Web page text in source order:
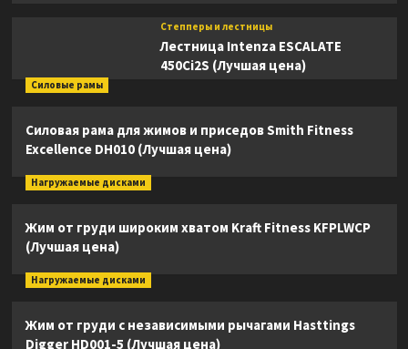
Степперы и лестницы
Лестница Intenza ESCALATE
450Ci2S (Лучшая цена)
Силовые рамы
Силовая рама для жимов и приседов Smith Fitness
Excellence DH010 (Лучшая цена)
Нагружаемые дисками
Жим от груди широким хватом Kraft Fitness KFPLWCP
(Лучшая цена)
Нагружаемые дисками
Жим от груди с независимыми рычагами Hasttings
Digger HD001-5 (Лучшая цена)